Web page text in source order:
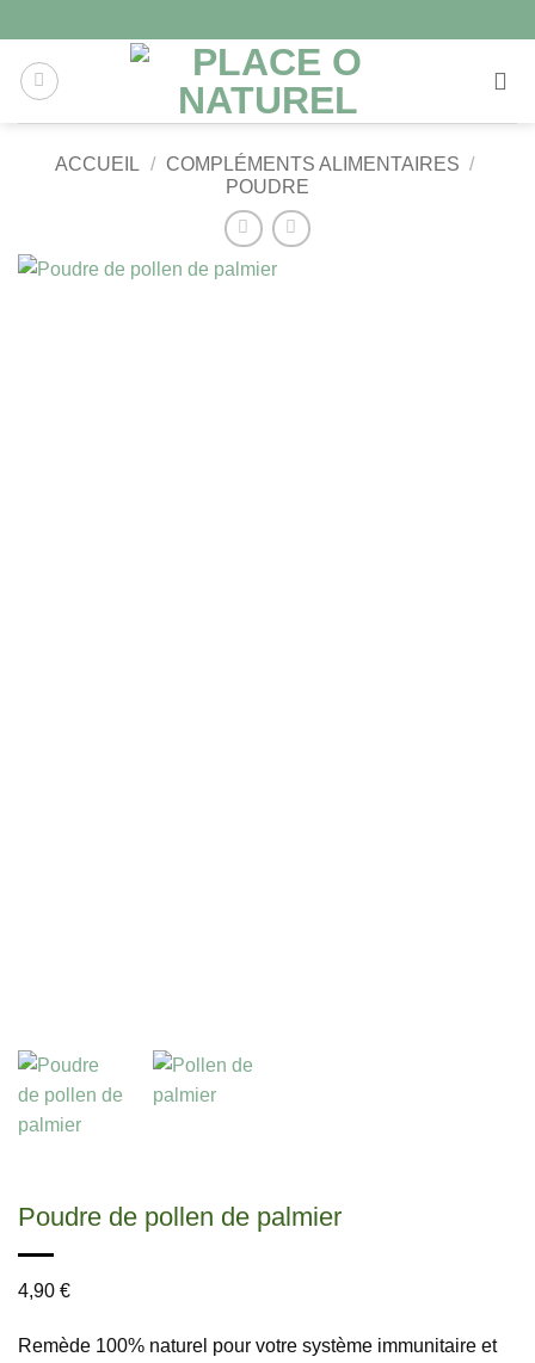
ACCUEIL / COMPLÉMENTS ALIMENTAIRES /
POUDRE
Poudre de pollen de palmier
4,90 €
Remède 100% naturel pour votre système immunitaire et